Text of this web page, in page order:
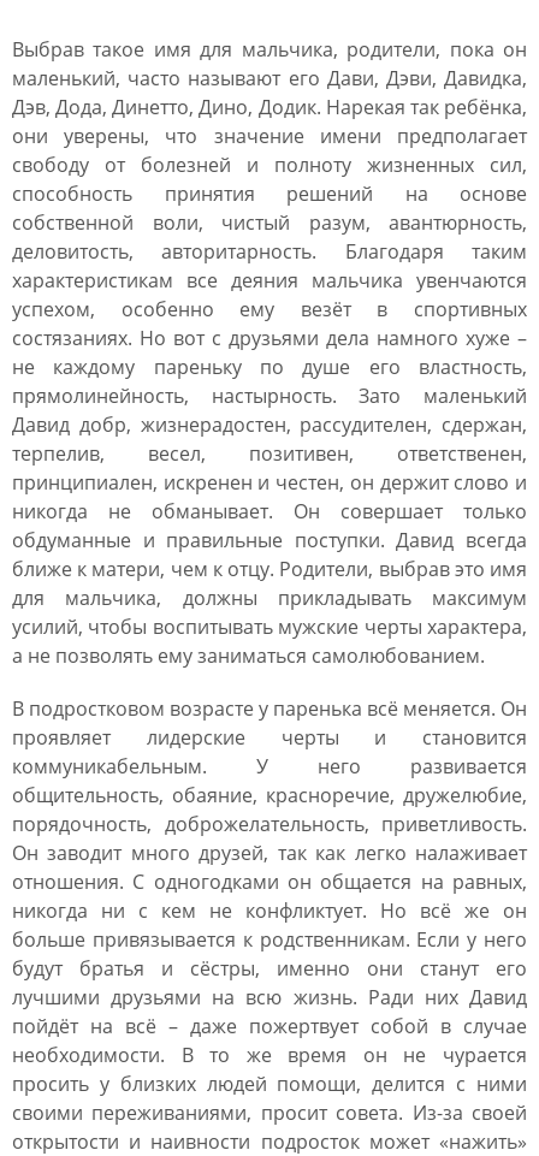
Выбрав такое имя для мальчика, родители, пока он
маленький, часто называют его Дави, Дэви, Давидка,
Дэв, Дода, Динетто, Дино, Додик. Нарекая так ребёнка,
они уверены, что значение имени предполагает
свободу от болезней и полноту жизненных сил,
способность принятия решений на основе
собственной воли, чистый разум, авантюрность,
деловитость, авторитарность. Благодаря таким
характеристикам все деяния мальчика увенчаются
успехом, особенно ему везёт в спортивных
состязаниях. Но вот с друзьями дела намного хуже –
не каждому пареньку по душе его властность,
прямолинейность, настырность. Зато маленький
Давид добр, жизнерадостен, рассудителен, сдержан,
терпелив, весел, позитивен, ответственен,
принципиален, искренен и честен, он держит слово и
никогда не обманывает. Он совершает только
обдуманные и правильные поступки. Давид всегда
ближе к матери, чем к отцу. Родители, выбрав это имя
для мальчика, должны прикладывать максимум
усилий, чтобы воспитывать мужские черты характера,
а не позволять ему заниматься самолюбованием.
В подростковом возрасте у паренька всё меняется. Он
проявляет лидерские черты и становится
коммуникабельным. У него развивается
общительность, обаяние, красноречие, дружелюбие,
порядочность, доброжелательность, приветливость.
Он заводит много друзей, так как легко налаживает
отношения. С одногодками он общается на равных,
никогда ни с кем не конфликтует. Но всё же он
больше привязывается к родственникам. Если у него
будут братья и сёстры, именно они станут его
лучшими друзьями на всю жизнь. Ради них Давид
пойдёт на всё – даже пожертвует собой в случае
необходимости. В то же время он не чурается
просить у близких людей помощи, делится с ними
своими переживаниями, просит совета. Из-за своей
открытости и наивности подросток может «нажить»